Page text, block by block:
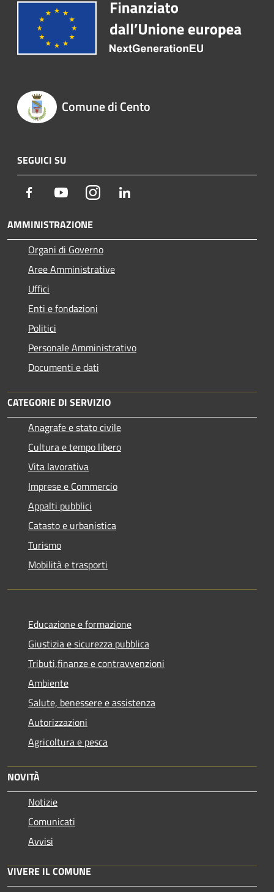
Comune di Cento
SEGUICI SU
Facebook YoutubeInstagram
AMMINISTRAZIONE
Organi di Governo
Aree Amministrative
Uffici
Enti e fondazioni
Politici
Personale Amministrativo
Documenti e dati
CATEGORIE DI SERVIZIO
Anagrafe e stato civile
Cultura e tempo libero
Vita lavorativa
Imprese e Commercio
Appalti pubblici
Catasto e urbanistica
Turismo
Mobilità e trasporti
Educazione e formazione
Giustizia e sicurezza pubblica
Tributi,finanze e contravvenzioni
Ambiente
Salute, benessere e assistenza
Autorizzazioni
Agricoltura e pesca
NOVITÀ
Notizie
Comunicati
Avvisi
VIVERE IL COMUNE